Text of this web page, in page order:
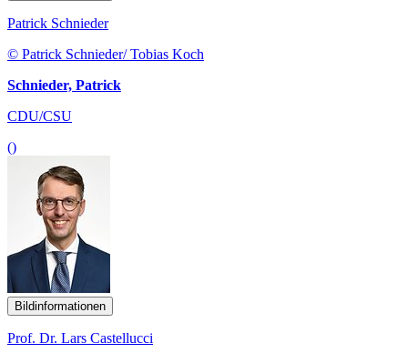
Patrick Schnieder
© Patrick Schnieder/ Tobias Koch
Schnieder, Patrick
CDU/CSU
()
Bildinformationen
Prof. Dr. Lars Castellucci